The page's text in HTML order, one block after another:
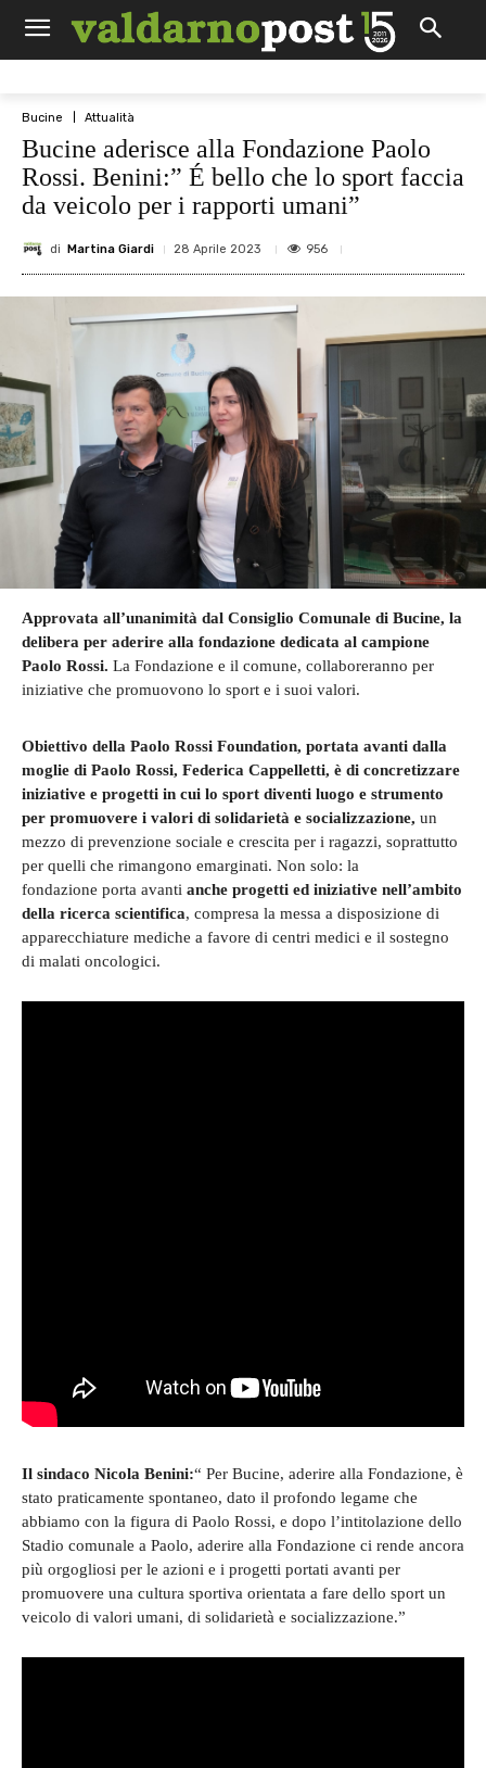
Bucine Attualità
Bucine aderisce alla Fondazione Paolo
Rossi. Benini:” É bello che lo sport faccia
da veicolo per i rapporti umani”
di Martina Giardi 28 Aprile 2023 956
Approvata all’unanimità dal Consiglio Comunale di Bucine, la
delibera per aderire alla fondazione dedicata al campione
Paolo Rossi. La Fondazione e il comune, collaboreranno per
iniziative che promuovono lo sport e i suoi valori.
Obiettivo della Paolo Rossi Foundation, portata avanti dalla
moglie di Paolo Rossi, Federica Cappelletti, è di concretizzare
iniziative e progetti in cui lo sport diventi luogo e strumento
per promuovere i valori di solidarietà e socializzazione, un
mezzo di prevenzione sociale e crescita per i ragazzi, soprattutto
per quelli che rimangono emarginati. Non solo: la
fondazione porta avanti anche progetti ed iniziative nell’ambito
della ricerca scientifica, compresa la messa a disposizione di
apparecchiature mediche a favore di centri medici e il sostegno
di malati oncologici.
Il sindaco Nicola Benini:“ Per Bucine, aderire alla Fondazione, è
stato praticamente spontaneo, dato il profondo legame che
abbiamo con la figura di Paolo Rossi, e dopo l’intitolazione dello
Stadio comunale a Paolo, aderire alla Fondazione ci rende ancora
più orgogliosi per le azioni e i progetti portati avanti per
promuovere una cultura sportiva orientata a fare dello sport un
veicolo di valori umani, di solidarietà e socializzazione.”